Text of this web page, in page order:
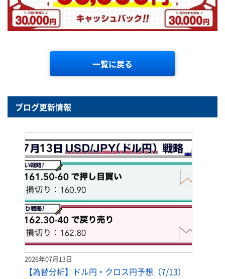
一覧に戻る
ブログ更新情報
2026年07月13日
【為替分析】ドル円・クロス円予想（7/13）